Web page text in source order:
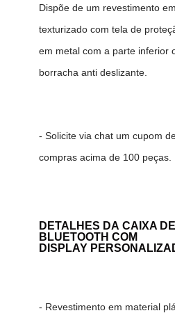
Dispõe de um revestimento
texturizado com tela de
em metal com a parte inferior
borracha anti deslizante.
- Solicite via chat um cupom
compras acima de 100 peças.
DETALHES DA CAIXA
BLUETOOTH COM
DISPLAY
- Revestimento em material